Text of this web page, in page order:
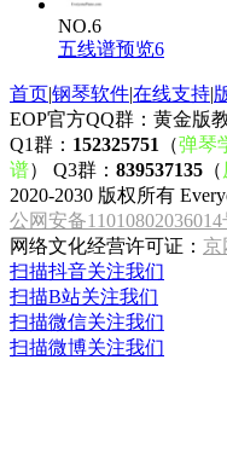
NO.6
五线谱预览6
首页|钢琴软件|在线支持|
EOP官方QQ群：黄金版
Q1群： 152325751 （弹琴
谱） Q3群： 839537135 （
2020-2030 版权所有
公网安备11010802036014
网络文化经营许可证： 京
扫描抖音关注我们
扫描B站关注我们
扫描微信关注我们
扫描微博关注我们